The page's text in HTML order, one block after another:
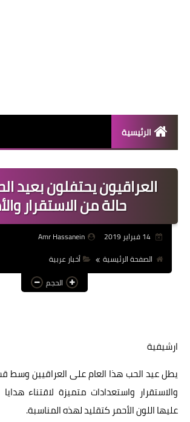
الرئيسية
منوعات
فعاليات
صحة
عالم المرأة
أخبار النجوم
أخبار العالم
العراقيون يحتفلون بعيد
حالة من الاستقرار
14 فبراير 2019
Amr Hassanein
الصفحة الرئيسية
أخبار عربية
الحجم
ارشيفية
يطل عيد الحب هذا العام على العراقيين وسط
والاستقرار واستعدادات متميزة لاقتناء
عليها اللون الأحمر كتقليد لهذه المناسبة.